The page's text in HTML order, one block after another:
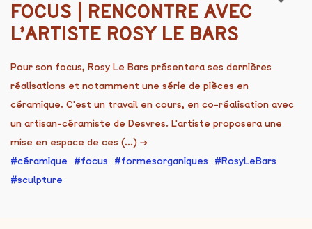
FOCUS | RENCONTRE AVEC
L’ARTISTE ROSY LE BARS
Pour son focus, Rosy Le Bars présentera ses dernières
réalisations et notamment une série de pièces en
céramique. C'est un travail en cours, en co-réalisation avec
un artisan-céramiste de Desvres. L'artiste proposera une
mise en espace de ces (...) →
céramique
focus formesorganiques
RosyLeBars
sculpture